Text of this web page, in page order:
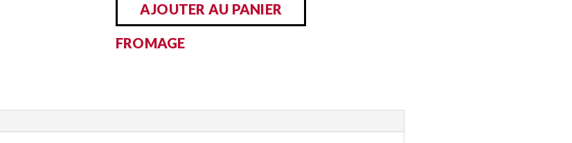
AJOUTER AU PANIER
FROMAGE